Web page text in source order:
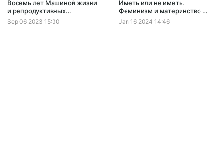
Восемь лет Машиной жизни
и репродуктивных
трудностей. История,
которую мы никогда не
Sep 06 2023 15:30
Иметь или не иметь.
Феминизм и материнство —
открытая запись в Тбилиси
Jan 16 2024 14:46